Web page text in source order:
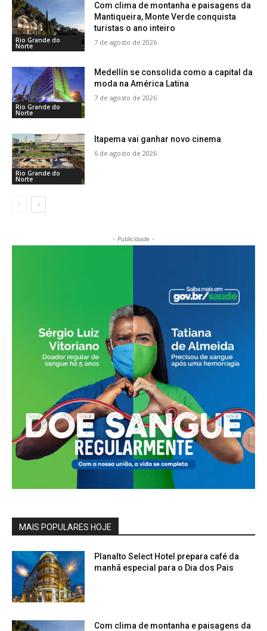
Rio Grande do
Norte
Com clima de montanha e paisagens da
Mantiqueira, Monte Verde conquista
turistas o ano inteiro
7 de agosto de 2026
Rio Grande do
Norte
Medellín se consolida como a capital da
moda na América Latina
7 de agosto de 2026
Rio Grande do
Norte
Itapema vai ganhar novo cinema
6 de agosto de 2026
- Publicidade -
MAIS POPULARES HOJE
Planalto Select Hotel prepara café da
manhã especial para o Dia dos Pais
Com clima de montanha e paisagens da